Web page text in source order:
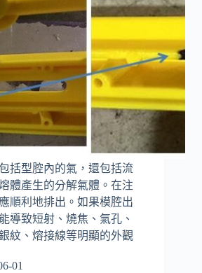
括型腔內的氣，還包括流
體產生的分解氣體。在注
順利地排出。如果模腔出
導致短射、燒焦、氣孔、
紋、熔接線等明顯的外觀
01